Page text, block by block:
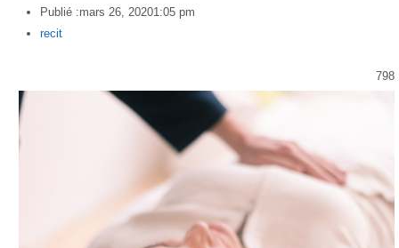
Publié :mars 26, 20201:05 pm
Author
recit
798